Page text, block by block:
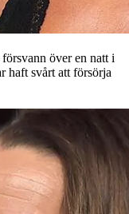
över en natt i
haft svårt att försörja